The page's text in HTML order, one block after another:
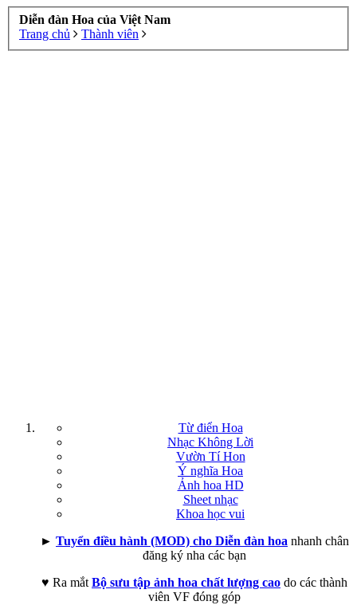
Diễn đàn Hoa của Việt Nam
Trang chủ
Thành viên
Từ điển Hoa
Nhạc Không Lời
Vườn Tí Hon
Ý nghĩa Hoa
Ảnh hoa HD
Sheet nhạc
Khoa học vui
► Tuyển điều hành (MOD) cho Diễn đàn hoa nhanh chân
đăng ký nha các bạn
♥ Ra mắt Bộ sưu tập ảnh hoa chất lượng cao do các thành
viên VF đóng góp